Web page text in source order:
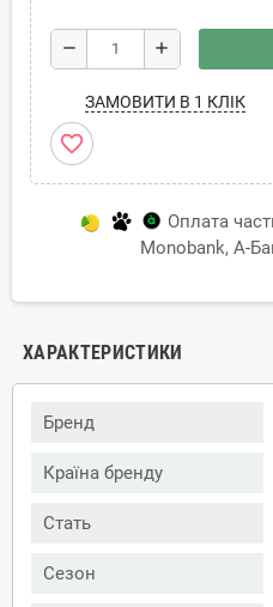
remove add
ЗАМОВИТИ В 1 КЛІК
favorite_border
Оплата
Monobank, А-
ХАРАКТЕРИСТИКИ
Бренд
Країна бренду
Стать
Сезон